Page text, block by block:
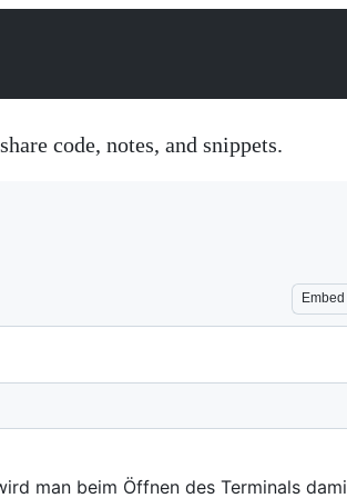
code, notes, and snippets.
Embed
man beim Öffnen des Terminals